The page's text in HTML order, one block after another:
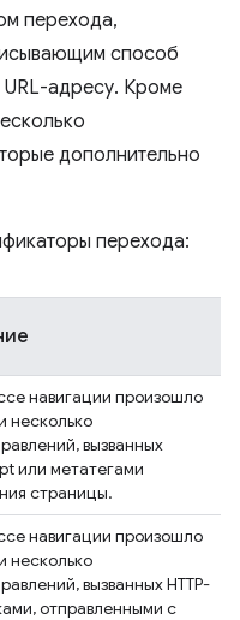
перехода,
способ
адресу. Кроме
дополнительно
перехода:
навигации произошло
несколько
вызванных
или метатегами
страницы.
навигации произошло
несколько
вызванных HTTP-
отправленными с